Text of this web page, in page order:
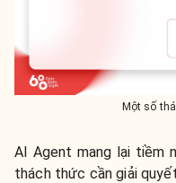
Một số
AI Agent mang lại tiềm
thách thức cần giải